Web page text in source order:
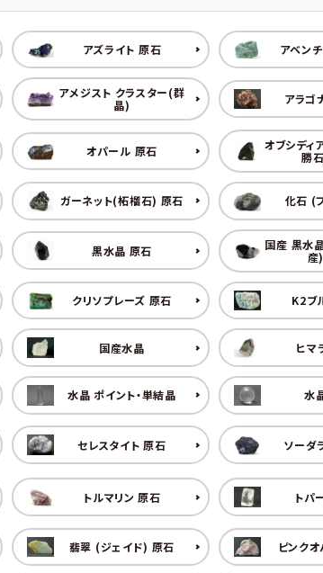
鉱物解説
キークォーツ セレスタイト
ーアイ/ホークアイ トパーズ
ピンクオパール
ライト ヘミモルファイト
トーン モスアゲート
ドライト ルチルクォーツ
クロサイト その他天然石
Brown
2月 Feb
6月 Jun
10月 Oct
アズライト 原石 アベン
アメジスト クラスター(群
晶)
アラゴ
オパール 原石
オブシディ
勝
ガーネット(柘榴石) 原石 化石 (
黒水晶 原石
国産 黒水
産
クリソプレーズ 原石 K2ブ
国産水晶 ヒマ
水晶 ポイント・単結晶 水
セレスタイト 原石 ソーダ
トルマリン 原石 トパ
翡翠 (ジェイド) 原石 ピンク